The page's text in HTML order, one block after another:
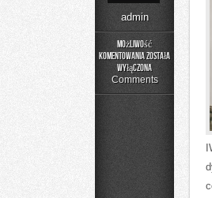
admin
Możliwość
komentowania
Edukacja
wczesnoszkolna
została
wyłączona
Comments